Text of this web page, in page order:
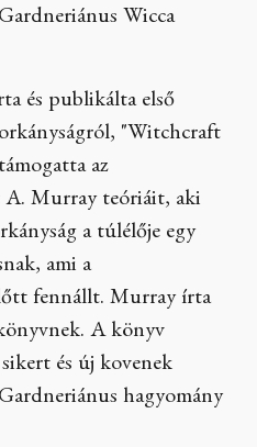
Wicca
és publikálta első
"Witchcraft
az
Murray teóriáit, aki
a túlélője egy
ami a
fennállt. Murray írta
A könyv
és új kovenek
hagyomány